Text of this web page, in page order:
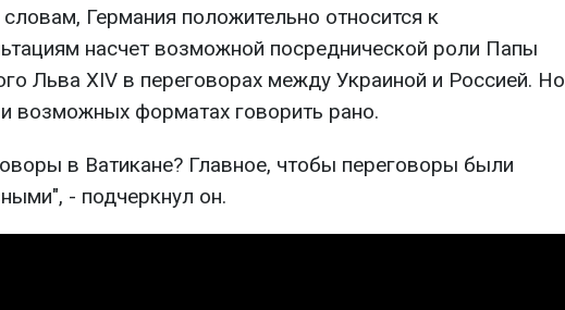
Германия положительно относится к
насчет возможной посреднической роли Папы
Льва XIV в переговорах между Украиной и Россией. Но
возможных форматах говорить рано.
в Ватикане? Главное, чтобы переговоры были
- подчеркнул он.